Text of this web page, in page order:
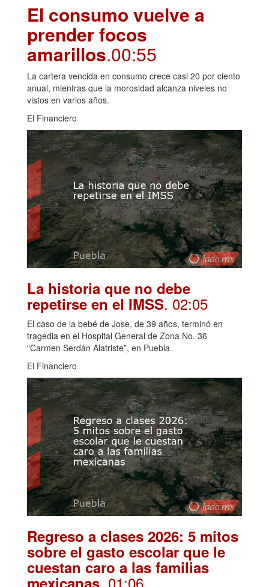
El consumo vuelve a
prender focos
amarillos.00:55
La cartera vencida en consumo crece casi 20 por ciento
anual, mientras que la morosidad alcanza niveles no
vistos en varios años.
El Financiero
La historia que no debe
repetirse en el IMSS. 02:05
El caso de la bebé de Jose, de 39 años, terminó en
tragedia en el Hospital General de Zona No. 36
“Carmen Serdán Alatriste”, en Puebla.
El Financiero
Regreso a clases 2026: 5 mitos
sobre el gasto escolar que le
cuestan caro a las familias
mexicanas. 01:06